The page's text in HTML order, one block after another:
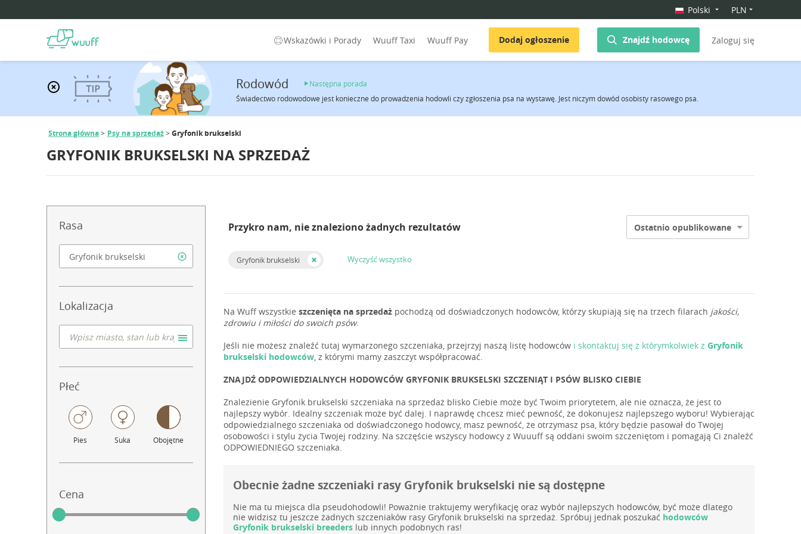
Polski PLN
Wskazówki i Porady Wuuff Taxi Wuuff Pay Dodaj ogłoszenie Znajdź hodowcę Zaloguj się
Rodowód
Następna porada
Świadectwo rodowodowe jest konieczne do prowadzenia hodowli czy zgłoszenia psa na wystawę. Jest niczym dowód osobisty rasowego psa.
Strona główna Psy na sprzedaż Gryfonik brukselski
GRYFONIK BRUKSELSKI NA SPRZEDAŻ
Rasa
Lokalizacja
Płeć
Pies Suka Obojętne
Cena
Przykro nam, nie znaleziono żadnych rezultatów Ostatnio opublikowane
Gryfonik brukselski Wyczyść wszystko
Na Wuff wszystkie szczenięta na sprzedaż pochodzą od doświadczonych hodowców, którzy skupiają się na trzech filarach jakości,
zdrowiu i miłości do swoich psów.
Jeśli nie możesz znaleźć tutaj wymarzonego szczeniaka, przejrzyj naszą listę hodowców i skontaktuj się z którymkolwiek z Gryfonik
brukselski hodowców, z którymi mamy zaszczyt współpracować.
ZNAJDŹ ODPOWIEDZIALNYCH HODOWCÓW GRYFONIK BRUKSELSKI SZCZENIĄT I PSÓW BLISKO CIEBIE
Znalezienie Gryfonik brukselski szczeniaka na sprzedaż blisko Ciebie może być Twoim priorytetem, ale nie oznacza, że jest to
najlepszy wybór. Idealny szczeniak może być dalej. I naprawdę chcesz mieć pewność, że dokonujesz najlepszego wyboru! Wybierając
odpowiedzialnego szczeniaka od doświadczonego hodowcy, masz pewność, że otrzymasz psa, który będzie pasował do Twojej
osobowości i stylu życia Twojej rodziny. Na szczęście wszyscy hodowcy z Wuuuff są oddani swoim szczeniętom i pomagają Ci znaleźć
ODPOWIEDNIEGO szczeniaka.
Obecnie żadne szczeniaki rasy Gryfonik brukselski nie są dostępne
Nie ma tu miejsca dla pseudohodowli! Poważnie traktujemy weryfikację oraz wybór najlepszych hodowców, być może dlatego
nie widzisz tu jeszcze żadnych szczeniaków rasy Gryfonik brukselski na sprzedaż. Spróbuj jednak poszukać hodowców
Gryfonik brukselski breeders lub innych podobnych ras!